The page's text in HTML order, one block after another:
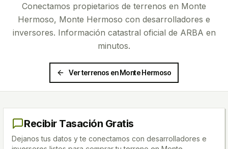
Conectamos propietarios de terrenos en Monte
Hermoso, Monte Hermoso con desarrolladores e
inversores. Información catastral oficial de ARBA en
minutos.
Ver terrenos enMonte Hermoso
Recibir Tasación Gratis
Dejanos tus datos y te conectamos con desarrolladores e